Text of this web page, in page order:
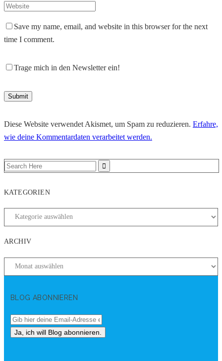
Save my name, email, and website in this browser for the next
time I comment.
Trage mich in den Newsletter ein!
Diese Website verwendet Akismet, um Spam zu reduzieren. Erfahre,
wie deine Kommentardaten verarbeitet werden.
KATEGORIEN
ARCHIV
BLOG ABONNIEREN